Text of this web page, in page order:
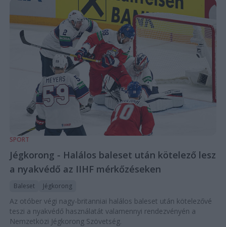
SPORT
Jégkorong - Halálos baleset után kötelező lesz
a nyakvédő az IIHF mérkőzéseken
Baleset Jégkorong
Az otóber végi nagy-britanniai halálos baleset után kötelezővé
teszi a nyakvédő használatát valamennyi rendezvényén a
Nemzetközi Jégkorong Szövetség.